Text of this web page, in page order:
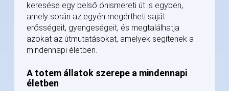
keresése egy belső önismereti út is egyben,
amely során az egyén megértheti saját
erősségeit, gyengeségeit, és megtalálhatja
azokat az útmutatásokat, amelyek segítenek a
mindennapi életben.
A totem állatok szerepe a mindennapi
életben